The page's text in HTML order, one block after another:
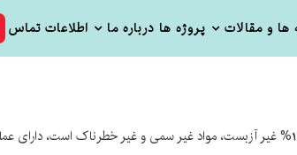
ها و مقالات پروژه ها درباره ما اطلاعات تماس